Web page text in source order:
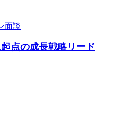
面談
起点の成長戦略リード